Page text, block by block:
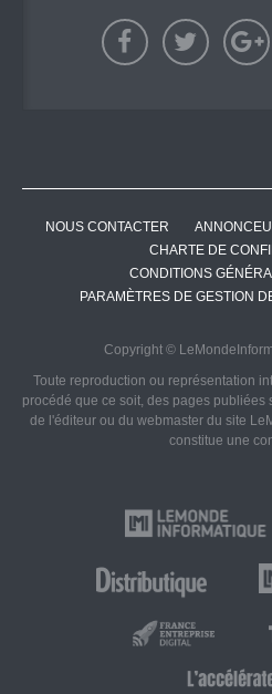
NOUS CONTACTER
CHARTE DE
CONDITIONS
PARAMÈTRES DE GESTION
Copyright ©
Toute reproduction ou représentation
procédé que ce soit, des pages publiées
de l'éditeur ou du webmaster du site
constitue une